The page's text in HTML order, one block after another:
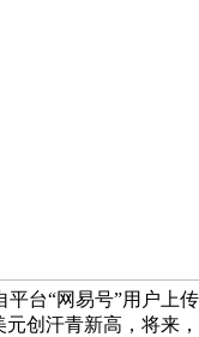
台“网易号”用户
元创汗青新高，将